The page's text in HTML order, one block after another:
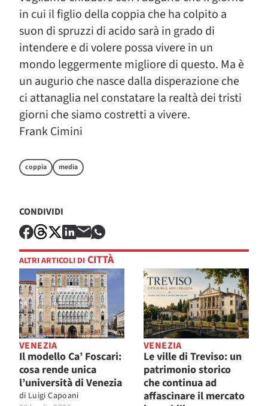
in cui il figlio della coppia che ha colpito a
suon di spruzzi di acido sarà in grado di
intendere e di volere possa vivere in un
mondo leggermente migliore di questo. Ma è
un augurio che nasce dalla disperazione che
ci attanaglia nel constatare la realtà dei tristi
giorni che siamo costretti a vivere.
Frank Cimini
coppia media
CONDIVIDI
ALTRI ARTICOLI DI CITTÀ
VENEZIA
Il modello Ca’ Foscari:
cosa rende unica
l’università di Venezia
di Luigi Capoani
VENEZIA
Le ville di Treviso: un
patrimonio storico
che continua ad
affascinare il mercato